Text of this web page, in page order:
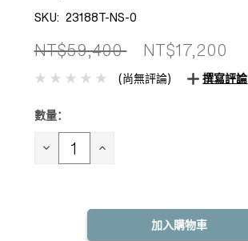
SKU: 23188T-NS-0
NT$59,400 NT$17,200
(尚無評論) 撰寫評論
目前
存：
數量：
減 增